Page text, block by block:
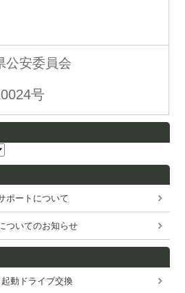
安委員会
号
ポートについて
ついてのお知らせ
動ドライブ交換